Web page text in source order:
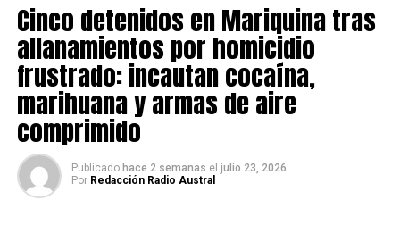
Cinco detenidos en Mariquina tras
allanamientos por homicidio
frustrado: incautan cocaína,
marihuana y armas de aire
comprimido
Publicado hace 2 semanas el julio 23, 2026
Por Redacción Radio Austral